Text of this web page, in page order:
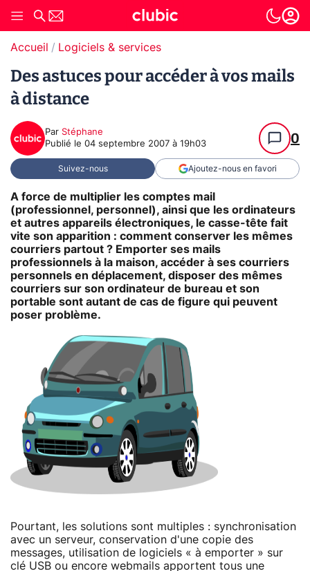
Accueil Logiciels & services
Des astuces pour accéder à vos mails
à distance
Par Stéphane
Publié le 04 septembre 2007 à 19h03 0
Suivez-nous Ajoutez-nous en favori
A force de multiplier les comptes mail
(professionnel, personnel), ainsi que les ordinateurs
et autres appareils électroniques, le casse-tête fait
vite son apparition : comment conserver les mêmes
courriers partout ? Emporter ses mails
professionnels à la maison, accéder à ses courriers
personnels en déplacement, disposer des mêmes
courriers sur son ordinateur de bureau et son
portable sont autant de cas de figure qui peuvent
poser problème.
Pourtant, les solutions sont multiples : synchronisation
avec un serveur, conservation d'une copie des
messages, utilisation de logiciels « à emporter » sur
clé USB ou encore webmails apportent tous une